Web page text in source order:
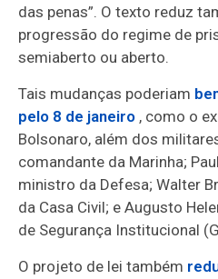
das penas”. O texto reduz
progressão do regime de
semiaberto ou aberto.
Tais mudanças poderiam
pelo 8 de janeiro , como o
Bolsonaro, além dos
comandante da Marinha;
ministro da Defesa; Walter
da Casa Civil; e Augusto
de Segurança Institucional
O projeto de lei também